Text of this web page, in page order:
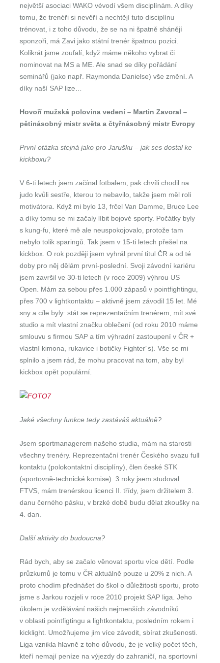
největší asociaci WAKO vévodí všem disciplínám. A díky
tomu, že trenéři si nevěří a nechtějí tuto disciplínu
trénovat, i z toho důvodu, že se na ni špatně shánějí
sponzoři, má Zavi jako státní trenér špatnou pozici.
Kolikrát jsme zoufalí, když máme někoho vybrat či
nominovat na MS a ME. Ale snad se díky pořádání
seminářů (jako např. Raymonda Danielse) vše změní. A
díky naší SAP lize…
Hovoří mužská polovina vedení – Martin Zavoral –
pětinásobný mistr světa a čtyřnásobný mistr Evropy
První otázka stejná jako pro Jarušku – jak ses dostal ke
kickboxu?
V 6-ti letech jsem začínal fotbalem, pak chvíli chodil na
judo kvůli sestře, kterou to nebavilo, takže jsem měl roli
motivátora. Když mi bylo 13, frčel Van Damme, Bruce Lee
a díky tomu se mi začaly líbit bojové sporty. Počátky byly
s kung-fu, které mě ale neuspokojovalo, protože tam
nebylo tolik sparingů. Tak jsem v 15-ti letech přešel na
kickbox. O rok později jsem vyhrál první titul ČR a od té
doby pro něj dělám první-poslední. Svoji závodní kariéru
jsem završil ve 30-ti letech (v roce 2009) výhrou US
Open. Mám za sebou přes 1.000 zápasů v pointfightingu,
přes 700 v lightkontaktu – aktivně jsem závodil 15 let. Mé
sny a cíle byly: stát se reprezentačním trenérem, mít své
studio a mít vlastní značku oblečení (od roku 2010 máme
smlouvu s firmou SAP a tím výhradní zastoupení v ČR +
vlastní kimona, rukavice i botičky Fighter´s). Vše se mi
splnilo a jsem rád, že mohu pracovat na tom, aby byl
kickbox opět populární.
Jaké všechny funkce tedy zastáváš aktuálně?
Jsem sportmanagerem našeho studia, mám na starosti
všechny trenéry. Reprezentační trenér Českého svazu full
kontaktu (polokontaktní disciplíny), člen české STK
(sportovně-technické komise). 3 roky jsem studoval
FTVS, mám trenérskou licenci II. třídy, jsem držitelem 3.
danu černého pásku, v brzké době budu dělat zkoušky na
4. dan.
Další aktivity do budoucna?
Rád bych, aby se začalo věnovat sportu více dětí. Podle
průzkumů je tomu v ČR aktuálně pouze u 20% z nich. A
proto chodím přednášet do škol o důležitosti sportu, proto
jsme s Jarkou rozjeli v roce 2010 projekt SAP liga. Jeho
úkolem je vzdělávání našich nejmenších závodníků
v oblasti pointfigtingu a lightkontaktu, posledním rokem i
kicklight. Umožňujeme jim více závodit, sbírat zkušenosti.
Liga vznikla hlavně z toho důvodu, že je velký počet těch,
kteří nemají peníze na výjezdy do zahraničí, na sportovní